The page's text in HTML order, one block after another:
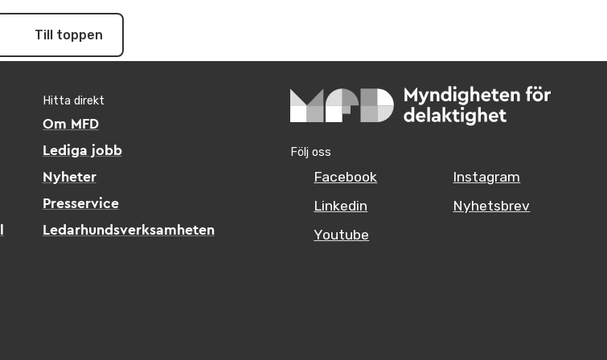
Till toppen
Hitta direkt
Om MFD
Lediga jobb
Nyheter
Presservice
Ledarhundsverksamheten
Följ oss
Facebook
Linkedin
Youtube
Instagram
Nyhetsbrev